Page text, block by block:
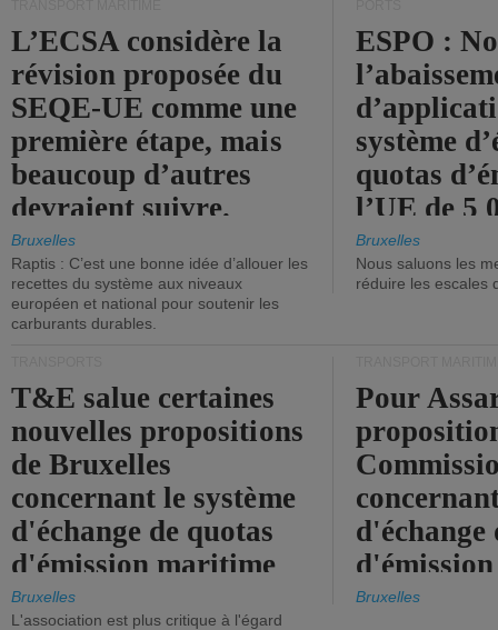
L’ECSA considère la
révision proposée du
SEQE-UE comme une
première étape, mais
beaucoup d’autres
devraient suivre.
Bruxelles
Raptis : C’est une bonne idée d’allouer les
recettes du système aux niveaux
européen et national pour soutenir les
carburants durables.
ESPO :
système
quotas
l’UE de 5
tonneaux
brute.
Bruxelles
Nous saluons les
réduire les escales
T&E salue certaines
nouvelles propositions
de Bruxelles
concernant le système
d'échange de quotas
d'émission maritime
de l'UE.
Bruxelles
L'association est plus critique à l'égard
Pour
d'échange
timide,
Bruxelles